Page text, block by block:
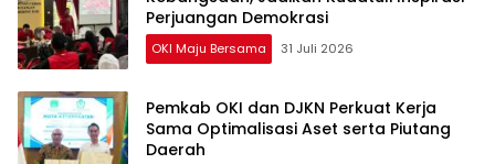
Perjuangan Demokrasi
OKI Maju Bersama 31 Juli 2026
Pemkab OKI dan DJKN Perkuat Kerja
Sama Optimalisasi Aset serta Piutang
Daerah